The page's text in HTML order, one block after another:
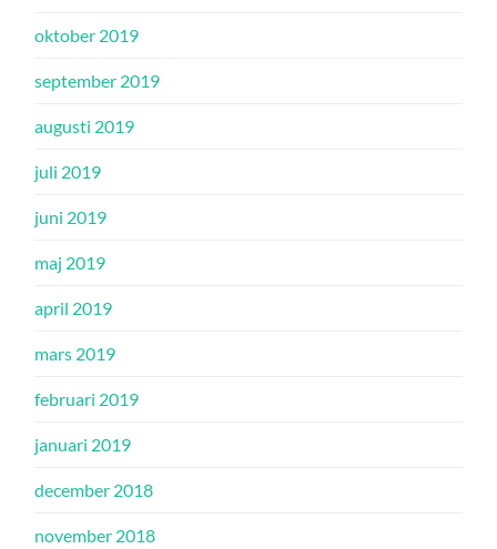
oktober 2019
september 2019
augusti 2019
juli 2019
juni 2019
maj 2019
april 2019
mars 2019
februari 2019
januari 2019
december 2018
november 2018